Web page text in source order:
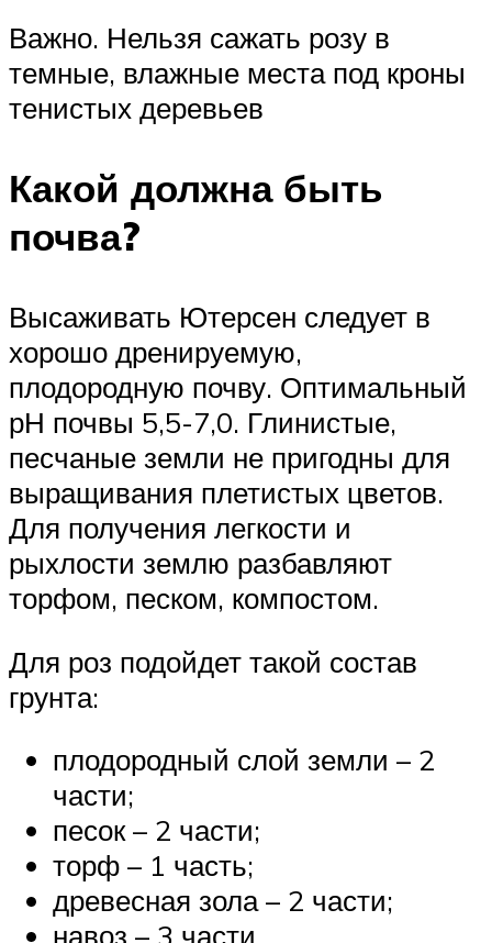
Важно. Нельзя сажать розу в
темные, влажные места под кроны
тенистых деревьев
Какой должна быть
почва?
Высаживать Ютерсен следует в
хорошо дренируемую,
плодородную почву. Оптимальный
рН почвы 5,5-7,0. Глинистые,
песчаные земли не пригодны для
выращивания плетистых цветов.
Для получения легкости и
рыхлости землю разбавляют
торфом, песком, компостом.
Для роз подойдет такой состав
грунта:
плодородный слой земли – 2
части;
песок – 2 части;
торф – 1 часть;
древесная зола – 2 части;
навоз – 3 части.